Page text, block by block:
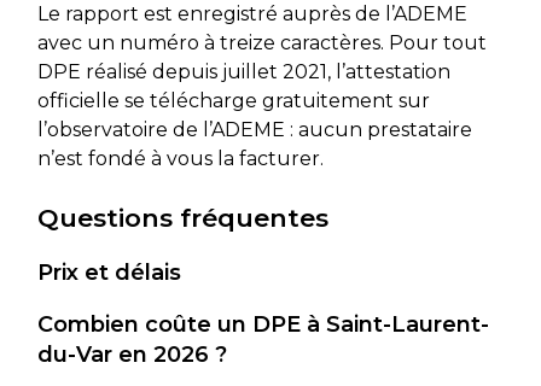
Le rapport est enregistré auprès de l’ADEME
avec un numéro à treize caractères. Pour tout
DPE réalisé depuis juillet 2021, l’attestation
officielle se télécharge gratuitement sur
l’observatoire de l’ADEME : aucun prestataire
n’est fondé à vous la facturer.
Questions fréquentes
Prix et délais
Combien coûte un DPE à Saint-Laurent-
du-Var en 2026 ?